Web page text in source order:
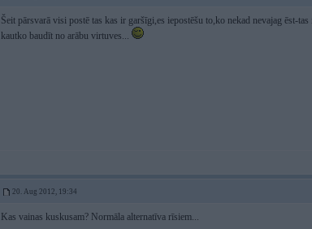
Šeit pārsvarā visi postē tas kas ir garšīgi,es iepostēšu to,ko nekad nevajag ēst-
kautko baudīt no arābu virtuves...
20. Aug 2012, 19:34
Kas vainas kuskusam? Normāla alternatīva rīsiem...